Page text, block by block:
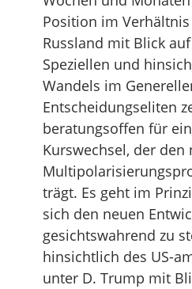
Position im Verhältnis
Russland mit Blick
Speziellen und
Wandels im
Entscheidungseliten
beratungsoffen für
Kurswechsel, der den
trägt. Es geht im
sich den neuen
gesichtswahrend zu
hinsichtlich des US-
unter D. Trump mit